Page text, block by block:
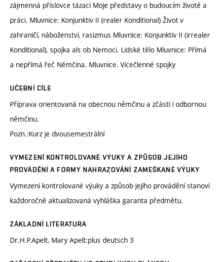
zájmenná příslovce tázací Moje představy o budoucím životě a
práci. Mluvnice: Konjunktiv II (realer Konditional) Život v
zahraničí, náboženství, rasizmus Mluvnice: Konjunktiv II (irrealer
Konditional), spojka als ob Nemoci. Lidské tělo Mluvnice: Přímá
a nepřímá řeč Němčina. Mluvnice. Vícečlenné spojky
UČEBNÍ CÍLE
Příprava orientovaná na obecnou němčinu a zčásti i odbornou
němčinu.
Pozn.:Kurz je dvousemestrální
VYMEZENÍ KONTROLOVANÉ VÝUKY A ZPŮSOB JEJÍHO
PROVÁDĚNÍ A FORMY NAHRAZOVÁNÍ ZAMEŠKANÉ VÝUKY
Vymezení kontrolované výuky a způsob jejího provádění stanoví
každoročně aktualizovaná vyhláška garanta předmětu.
ZÁKLADNÍ LITERATURA
Dr.H.P.Apelt, Mary Apelt:plus deutsch 3